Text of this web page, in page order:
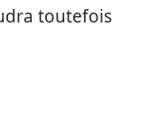
toutefois